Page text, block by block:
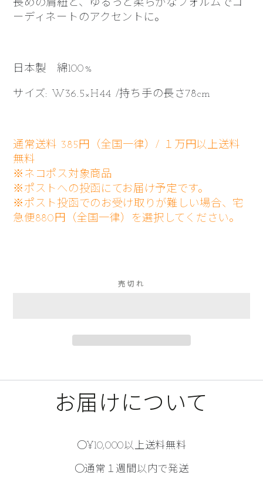
長めの肩紐と、ゆるっと柔らかなフォルムでコ
ーディネートのアクセントに。
日本製 綿100%
サイズ: W36.5×H44 /持ち手の長さ78cm
通常送料 385円（全国一律）/ １万円以上送料
無料
※ネコポス対象商品
※ポストへの投函にてお届け予定です。
※ポスト投函でのお受け取りが難しい場合、宅
急便880円（全国一律）を選択してください。
売切れ
お届けについて
○¥10,000以上送料無料
○通常１週間以内で発送